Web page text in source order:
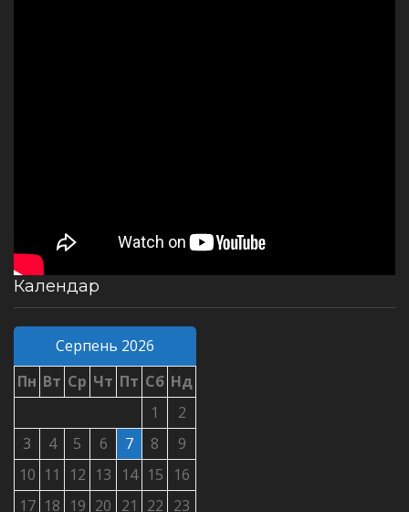
Календар
Серпень 2026
Пн Вт Ср Чт Пт Сб Нд
1
2
3
4 5 6 7 8
9
10 11 12 13 14 15
16
17 18 19 20 21 22 23